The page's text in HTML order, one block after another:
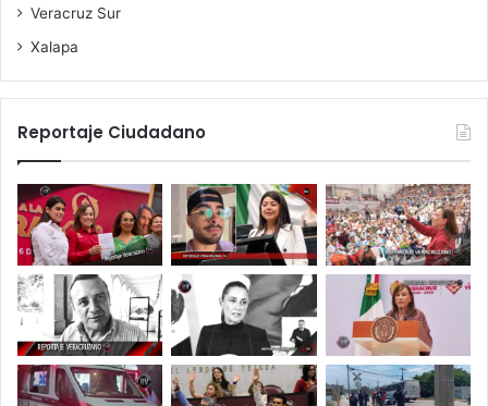
Veracruz Sur
Xalapa
Reportaje Ciudadano